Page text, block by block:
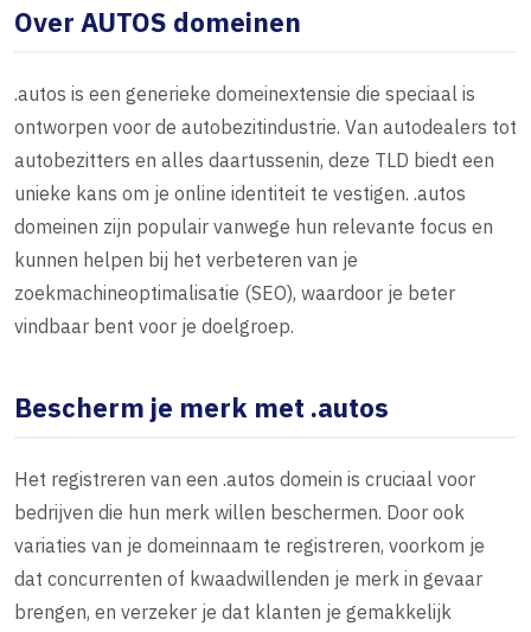
Over AUTOS domeinen
.autos is een generieke domeinextensie die speciaal is
ontworpen voor de autobezitindustrie. Van autodealers tot
autobezitters en alles daartussenin, deze TLD biedt een
unieke kans om je online identiteit te vestigen. .autos
domeinen zijn populair vanwege hun relevante focus en
kunnen helpen bij het verbeteren van je
zoekmachineoptimalisatie (SEO), waardoor je beter
vindbaar bent voor je doelgroep.
Bescherm je merk met .autos
Het registreren van een .autos domein is cruciaal voor
bedrijven die hun merk willen beschermen. Door ook
variaties van je domeinnaam te registreren, voorkom je
dat concurrenten of kwaadwillenden je merk in gevaar
brengen, en verzeker je dat klanten je gemakkelijk